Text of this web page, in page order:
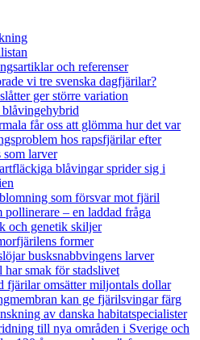
och referenser
vi tre svenska dagfjärilar?
ger större variation
får oss att glömma hur det var
hos rapsfjärilar efter
som larver
blåvingar sprider sig i
som försvar mot fjäril
pollinerare – en laddad fråga
och genetik skiljer
former
busksnabbvingens larver
smak för stadslivet
fjärilar omsätter miljontals dollar
kan ge fjärilsvingar färg
av danska habitatspecialister
till nya områden i Sverige och